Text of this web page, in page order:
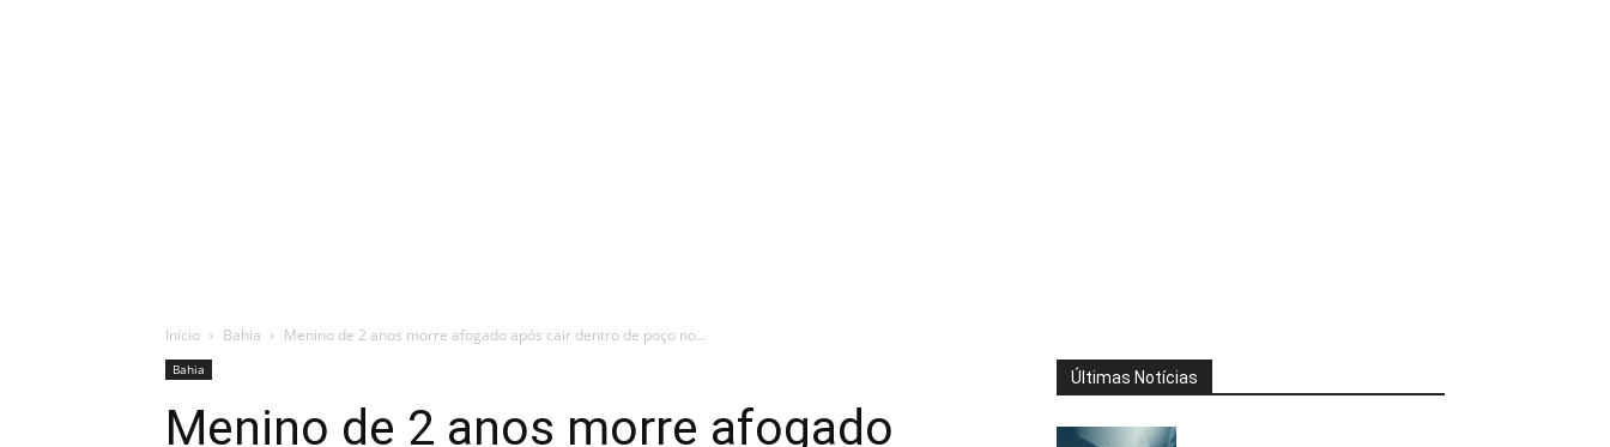
Início Bahia Menino de 2 anos morre afogado após cair dentro de poço no...
Bahia
Menino de 2 anos morre afogado
Últimas Notícias